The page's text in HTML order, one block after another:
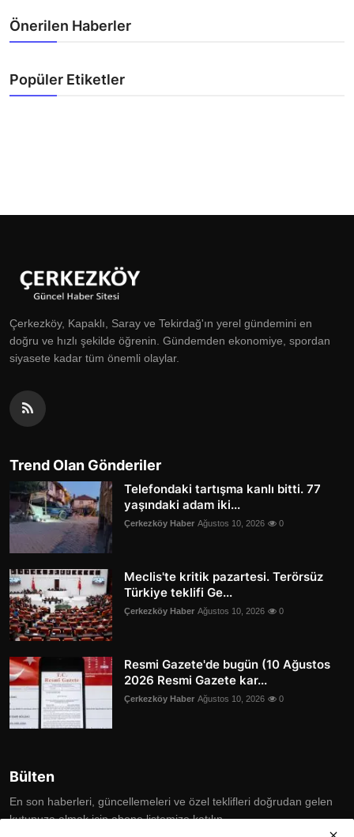
Önerilen Haberler
Popüler Etiketler
Çerkezköy, Kapaklı, Saray ve Tekirdağ'ın yerel gündemini en
doğru ve hızlı şekilde öğrenin. Gündemden ekonomiye, spordan
siyasete kadar tüm önemli olaylar.
Trend Olan Gönderiler
Telefondaki tartışma kanlı bitti. 77
yaşındaki adam iki...
Çerkezköy Haber Ağustos 10, 2026 0
Meclis'te kritik pazartesi. Terörsüz
Türkiye teklifi Ge...
Çerkezköy Haber Ağustos 10, 2026 0
Resmi Gazete'de bugün (10 Ağustos
2026 Resmi Gazete kar...
Çerkezköy Haber Ağustos 10, 2026 0
Bülten
En son haberleri, güncellemeleri ve özel teklifleri doğrudan gelen
kutunuza almak için abone listemize katılın